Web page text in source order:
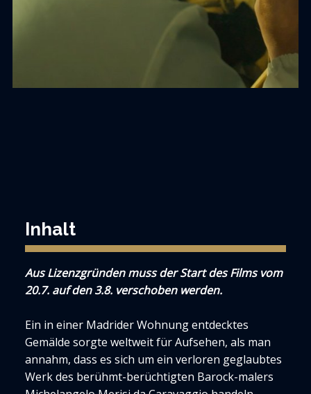
Inhalt
Aus Lizenzgründen muss der Start des Films vom
20.7. auf den 3.8. verschoben werden.
Ein in einer Madrider Wohnung entdecktes
Gemälde sorgte weltweit für Aufsehen, als man
annahm, dass es sich um ein verloren geglaubtes
Werk des berühmt-berüchtigten Barock-malers